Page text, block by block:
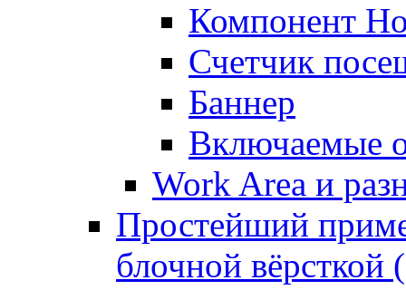
Компонент
Счетчик
Баннер
Включаемые
Work Area и
Простейший
блочной вёрсткой